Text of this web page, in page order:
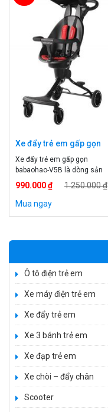
Xe đẩy trẻ em gấp gọn
Xe đẩy trẻ em gấp gọn
babaohao-V5B là dòng sản
phẩm mới nhất của hãng
Baobaohao nên V5 được sản
xuất trên công nghệ hiện đại,
990.000 ₫
1.250.000 ₫
Mua ngay
Ô tô điện trẻ em
Xe máy điện trẻ em
Xe đẩy trẻ em
Xe 3 bánh trẻ em
Xe đạp trẻ em
Xe chòi – đẩy chân
Scooter